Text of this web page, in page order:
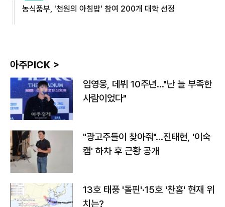
농식품부, '천원의 아침밥' 참여 200개 대학 선정
아주PICK >
임영웅, 데뷔 10주년…"난 늘 부족한
사람이었다"
"광고주들이 찾아줘"…진태현, '이숙
캠' 하차 후 근황 공개
13호 태풍 '돌핀'·15호 '찬홈' 현재 위
치는?